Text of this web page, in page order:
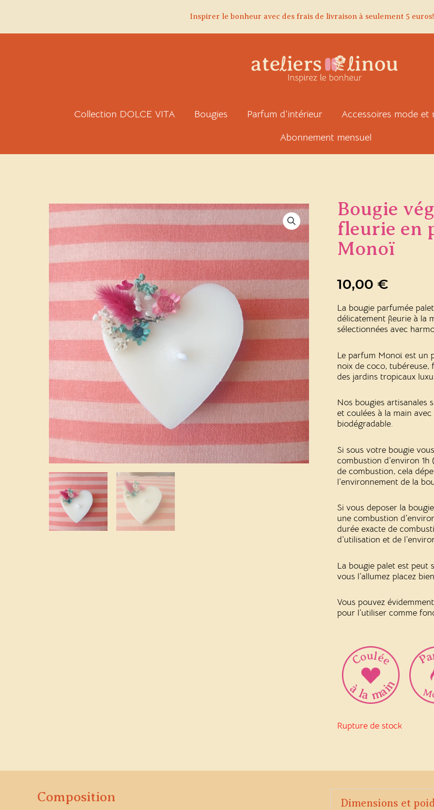
Collection DOLCE VITA Bougies Parfum d’intérieur
Accessoires mode et
Abonnement mensuel
Bougie
fleurie en
Monoï
10,00 €
La bougie parfumée
délicatement fleurie à la
sélectionnées avec
Le parfum Monoï est un
noix de coco, tubéreuse,
des jardins tropicaux
Nos bougies artisanales
et coulées à la main
biodégradable.
Si sous votre bougie
combustion d’environ
de combustion, cela
l’environnement de la
Si vous deposer la
une combustion
durée exacte de
d’utilisation et de
La bougie palet est peut
vous l’allumez placez
Vous pouvez
pour l’utiliser comme
Rupture de stock
Composition Dimensions et
Inspirer le bonheur avec des frais de livraison à seulement 5 euros!